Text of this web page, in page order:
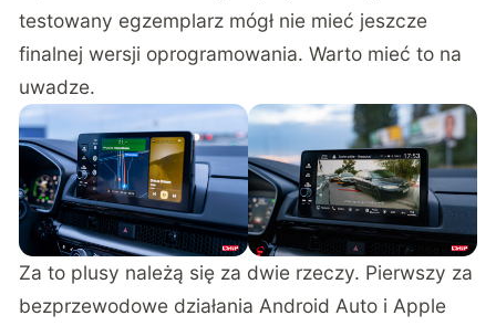
testowany egzemplarz mógł nie mieć jeszcze
finalnej wersji oprogramowania. Warto mieć to na
uwadze.
Za to plusy należą się za dwie rzeczy. Pierwszy za
bezprzewodowe działania Android Auto i Apple